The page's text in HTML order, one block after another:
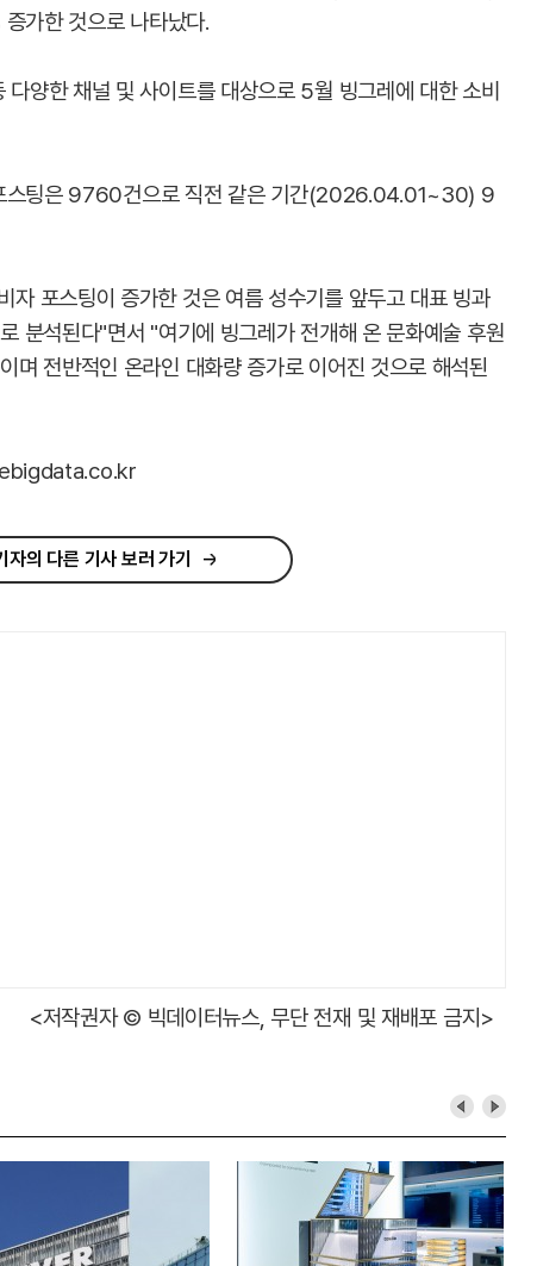
가한 것으로 나타났다.
다양한 채널 및 사이트를 대상으로 5월 빙그레에 대한 소비
스팅은 9760건으로 직전 같은 기간(2026.04.01~30) 9
자 포스팅이 증가한 것은 여름 성수기를 앞두고 대표 빙과
분석된다"면서 "여기에 빙그레가 전개해 온 문화예술 후원
며 전반적인 온라인 대화량 증가로 이어진 것으로 해석된
자의 다른 기사 보러 가기
<저작권자 © 빅데이터뉴스, 무단 전재 및 재배포 금지>